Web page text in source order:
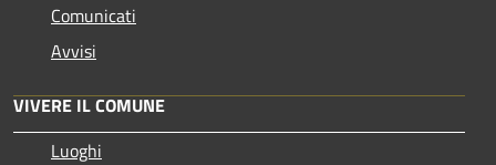
Comunicati
Avvisi
VIVERE IL COMUNE
Luoghi